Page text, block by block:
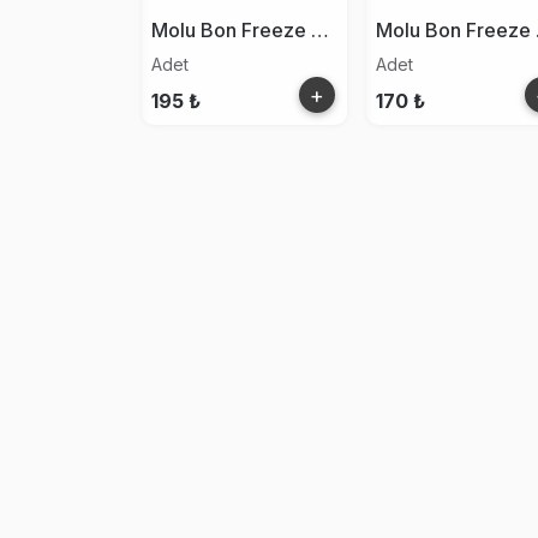
Molu Bon Freeze Dry Limon
Adet
195 ₺ +
Adet
170 ₺